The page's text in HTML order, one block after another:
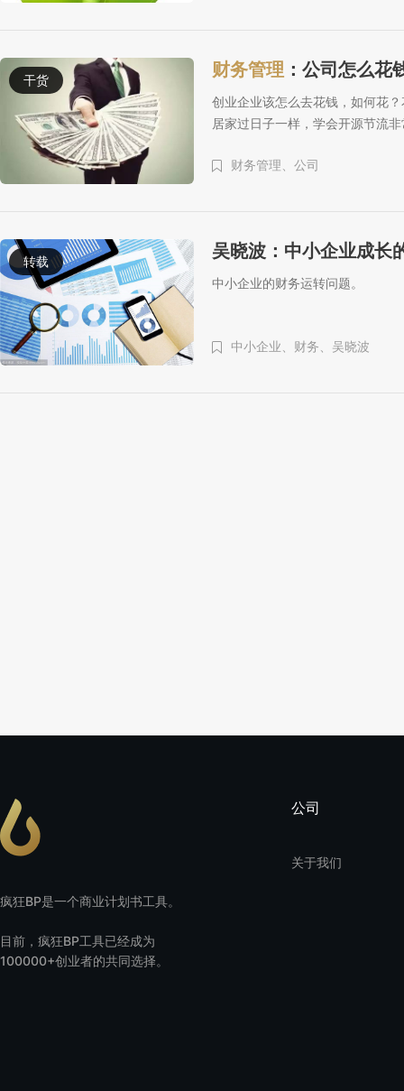
干货 财务管理 ：公司怎么花
创业企业该怎么去花钱，如何花
居家过日子一样，学会开源节流
财务管理、 公司
转载 吴晓波：中小企业成长
中小企业的财务运转问题。
中小企业、 财务、 吴晓波
疯狂BP是一个商业计划书工具。
目前，疯狂BP工具已经成为
100000+创业者的共同选择。
公司
关于我们